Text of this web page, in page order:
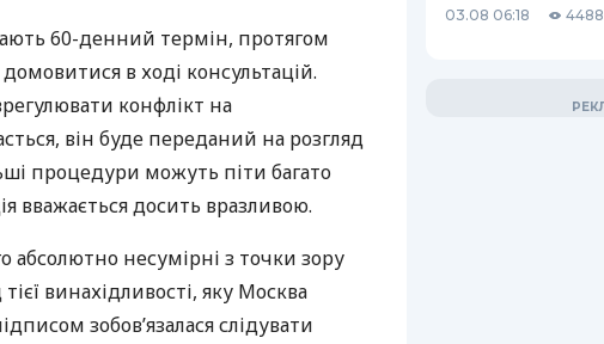
60-денний термін, протягом
в ході консультацій.
конфлікт на
він буде переданий на розгляд
процедури можуть піти багато
вважається досить вразливою.
абсолютно несумірні з точки зору
винахідливості, яку Москва
зобов’язалася слідувати
03.08 06:18 4488